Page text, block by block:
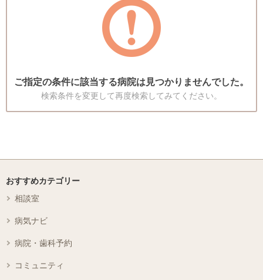
ご指定の条件に該当する病院は見つかりませんでした。
検索条件を変更して再度検索してみてください。
おすすめカテゴリー
相談室
病気ナビ
病院・歯科予約
コミュニティ